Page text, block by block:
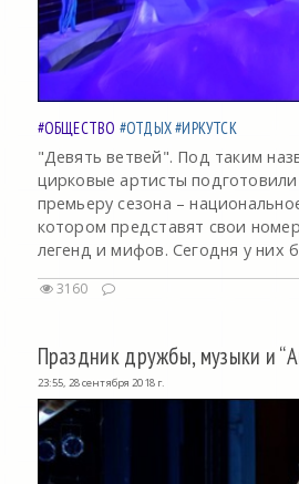
#ОБЩЕСТВО #ОТДЫХ#ИРКУТСК
"Девять ветвей". Под таким
цирковые артисты
премьеру сезона –
котором представят свои
легенд и мифов. Сегодня у них
3160
Праздник дружбы, музыки и
23:55, 28 сентября 2018 г.